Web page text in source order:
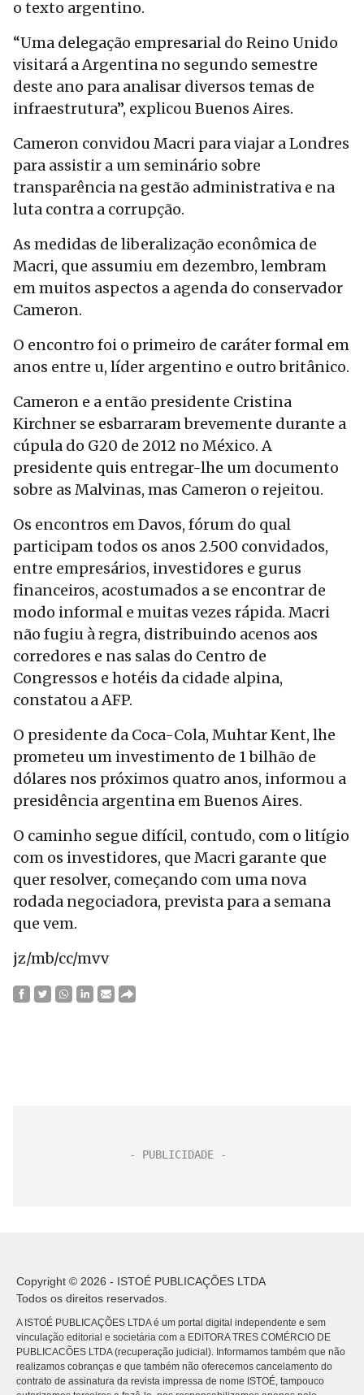
o texto argentino.
“Uma delegação empresarial do Reino Unido
visitará a Argentina no segundo semestre
deste ano para analisar diversos temas de
infraestrutura”, explicou Buenos Aires.
Cameron convidou Macri para viajar a Londres
para assistir a um seminário sobre
transparência na gestão administrativa e na
luta contra a corrupção.
As medidas de liberalização econômica de
Macri, que assumiu em dezembro, lembram
em muitos aspectos a agenda do conservador
Cameron.
O encontro foi o primeiro de caráter formal em
anos entre u, líder argentino e outro britânico.
Cameron e a então presidente Cristina
Kirchner se esbarraram brevemente durante a
cúpula do G20 de 2012 no México. A
presidente quis entregar-lhe um documento
sobre as Malvinas, mas Cameron o rejeitou.
Os encontros em Davos, fórum do qual
participam todos os anos 2.500 convidados,
entre empresários, investidores e gurus
financeiros, acostumados a se encontrar de
modo informal e muitas vezes rápida. Macri
não fugiu à regra, distribuindo acenos aos
corredores e nas salas do Centro de
Congressos e hotéis da cidade alpina,
constatou a AFP.
O presidente da Coca-Cola, Muhtar Kent, lhe
prometeu um investimento de 1 bilhão de
dólares nos próximos quatro anos, informou a
presidência argentina em Buenos Aires.
O caminho segue difícil, contudo, com o litígio
com os investidores, que Macri garante que
quer resolver, começando com uma nova
rodada negociadora, prevista para a semana
que vem.
jz/mb/cc/mvv
Copyright © 2026 - ISTOÉ PUBLICAÇÕES LTDA
Todos os direitos reservados.
A ISTOÉ PUBLICAÇÕES LTDA é um portal digital independente e sem
vinculação editorial e societária com a EDITORA TRES COMÉRCIO DE
PUBLICACÕES LTDA (recuperação judicial). Informamos também que não
realizamos cobranças e que também não oferecemos cancelamento do
contrato de assinatura da revista impressa de nome ISTOÉ, tampouco